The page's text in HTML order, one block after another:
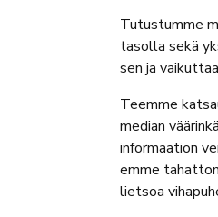
Tutustumme
tasolla sekä
sen ja
Teemme
median
informaation
emme
lietsoa